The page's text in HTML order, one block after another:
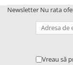
Newsletter Nu rata
Vreau să